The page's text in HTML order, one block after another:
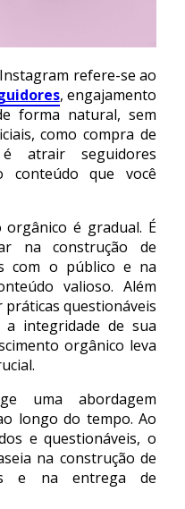
refere-se ao
, engajamento
forma natural, sem
como compra de
atrair seguidores
conteúdo que você
orgânico é gradual. É
na construção de
com o público e na
valioso. Além
práticas questionáveis
a integridade de sua
orgânico leva
uma abordagem
longo do tempo. Ao
e questionáveis, o
na construção de
e na entrega de